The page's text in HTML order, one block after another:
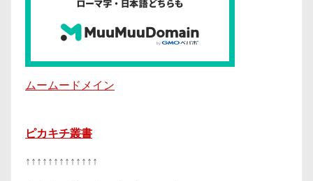
ムームードメイン
ピカキチ叢書
↑↑↑↑↑↑↑↑↑↑↑↑↑